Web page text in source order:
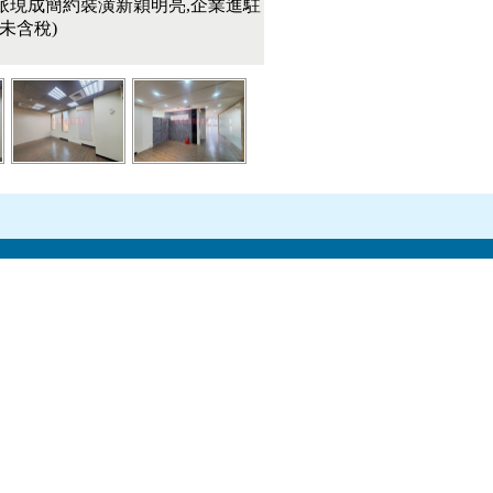
現成簡約裝潢新穎明亮,企業進駐
含稅)